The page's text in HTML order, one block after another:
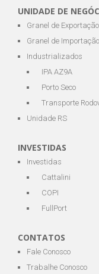
UNIDADE DE
Granel de Exportação
Granel de Importação
Industrializados
IPA AZ9A
Porto Seco
Transporte
Unidade RS
INVESTIDAS
Investidas
Cattalini
COPI
FullPort
CONTATOS
Fale Conosco
Trabalhe Conosco